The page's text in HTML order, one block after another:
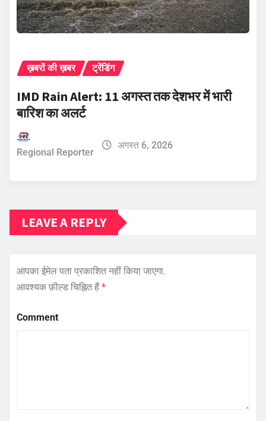
ख़बरों की ख़बर ट्रेंडिंग
IMD Rain Alert: 11 अगस्त तक देशभर में भारी
बारिश का अलर्ट
Regional Reporter
अगस्त 6, 2026
LEAVE A REPLY
आपका ईमेल पता प्रकाशित नहीं किया जाएगा.
आवश्यक फ़ील्ड चिह्नित हैं*
Comment